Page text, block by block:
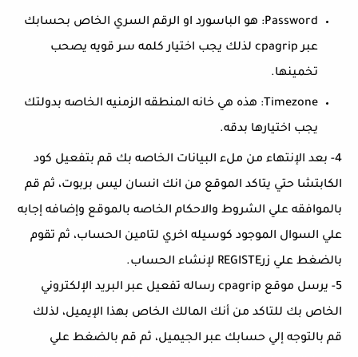
Password: هو الباسورد او الرقم السري الخاص بحسابك
عبر cpagrip لذلك يجب اختيار كلمه سر قويه يصحب
تخمينها.
Timezone: هذه هي خانه المنطقه الزمنيه الخاصه بدولتك
يجب اختيارها بدقه.
4- بعد الإنتهاء من ملء البيانات الخاصه بك قم بتفعيل كود
الكابتشا حتي يتاكد الموقع من انك انسان ليس بربوت، ثم قم
بالموافقه علي الشروط والاحكام الخاصه بالموقع وإضافه إجابه
علي السوال الموجود كوسيله اخري لتامين الحساب، ثم تقوم
بالضغط علي زرREGISTE لإنشاء الحساب.
5- يرسل موقع cpagrip رساله تفعيل عبر البريد الإلكتروني
الخاص بك للتاكد من أنك المالك الخاص بهذا الإيميل، لذلك
قم بالتوجه إلي حسابك عبر الجيميل، ثم قم بالضغط علي